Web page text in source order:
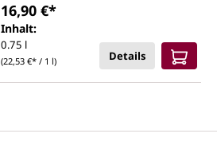
Inhalt:
0.75 l
(22,53 €* / 1 l)
16,90 €*
Details